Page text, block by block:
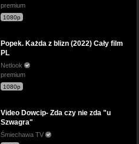
premium
1080p
Popek. Każda z blizn (2022) Cały film
PL
Netlook
premium
1080p
Video Dowcip- Zda czy nie zda "u
Szwagra"
Śmiechawa TV